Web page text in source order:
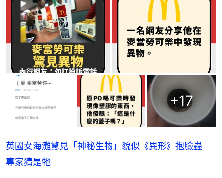
+17
英國女海灘驚見「神秘生物」貌似《異形》抱臉蟲
專家猜是牠